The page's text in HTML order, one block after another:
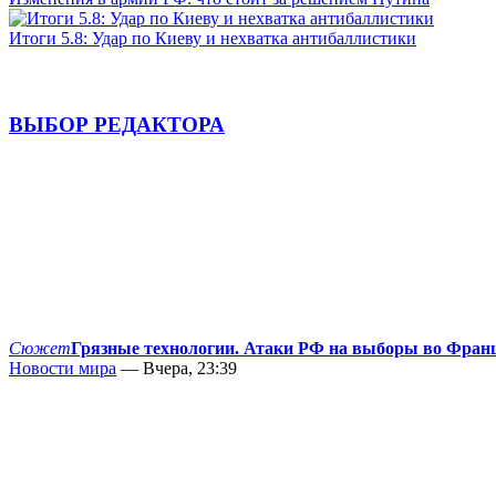
Итоги 5.8: Удар по Киеву и нехватка антибаллистики
ВЫБОР РЕДАКТОРА
СюжетГрязные технологии. Атаки РФ на выборы во
Новости мира — Вчера, 23:39